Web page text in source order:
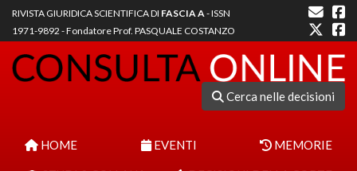
RIVISTA GIURIDICA SCIENTIFICA DI FASCIA A- ISSN
1971-9892 - Fondatore Prof. PASQUALE COSTANZO
Cerca nelle decisioni
HOME EVENTI MEMORIE